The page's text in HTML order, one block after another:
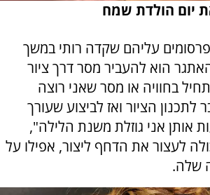
יום הולדת שמח
עליהם שקדה רותי במשך
הוא להעביר מסר דרך ציור
בחוויה או מסר שאני רוצה
לתכנון הציור ואז לביצוע שעורך
מעל 3 שעות אותן אני גוזלת משנת הלילה",
לעצור את הדחף ליצור, אפילו על
שלה.